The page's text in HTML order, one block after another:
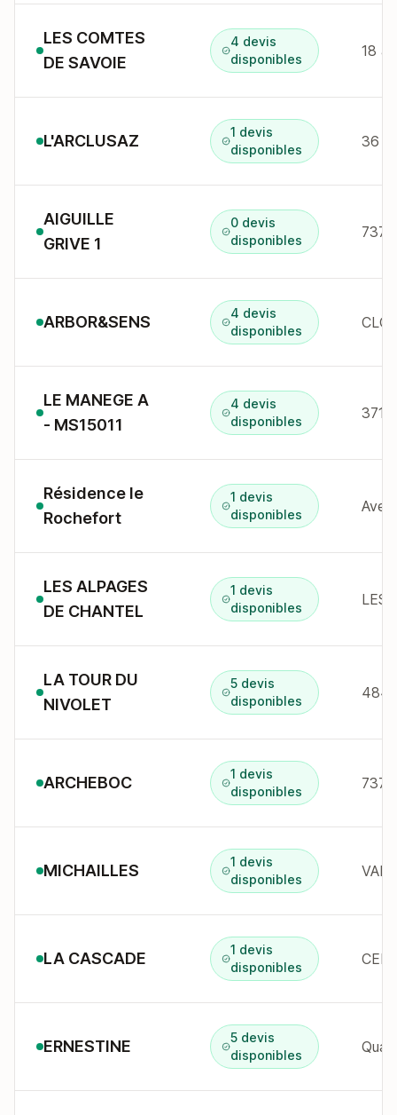
LES COMTES
DE SAVOIE
4 devis
disponibles
L'ARCLUSAZ
1 devis
disponibles
36
AIGUILLE
GRIVE 1
0 devis
disponibles
ARBOR&SENS
4 devis
disponibles
LE MANEGE A
- MS15011
4 devis
disponibles
371
Résidence le
Rochefort
1 devis
disponibles
LES ALPAGES
DE CHANTEL
1 devis
disponibles
LA TOUR DU
NIVOLET
5 devis
disponibles
484
ARCHEBOC
1 devis
disponibles
MICHAILLES
1 devis
disponibles
LA CASCADE
1 devis
disponibles
ERNESTINE
5 devis
disponibles
Quai